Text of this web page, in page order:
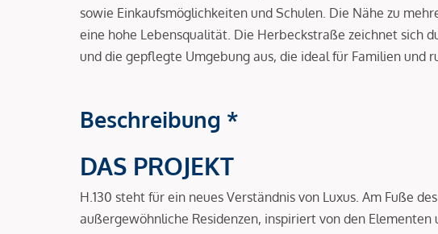
sowie Einkaufsmöglichkeiten und Schulen. Die Nähe zu
eine hohe Lebensqualität. Die Herbeckstraße zeichnet sich
und die gepflegte Umgebung aus, die ideal für Familien und
Beschreibung *
DAS PROJEKT
H.130 steht für ein neues Verständnis von Luxus. Am Fuße
außergewöhnliche Residenzen, inspiriert von den